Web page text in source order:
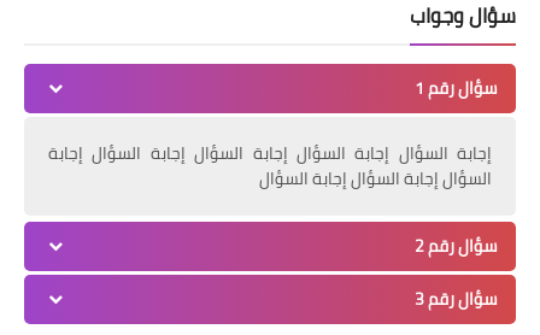
أخبار ‏البص
*احياء ذكرى ش♡هيد القدس اللواء
قا♡سم سليما♡ني في مخيم البرج
الشمالي*
سؤال وجواب
سؤال رقم 1
إجابة السؤال إجابة السؤال إجابة السؤال إجابة السؤال إجابة
السؤال إجابة السؤال إجابة السؤال
سؤال رقم 2
سؤال رقم 3